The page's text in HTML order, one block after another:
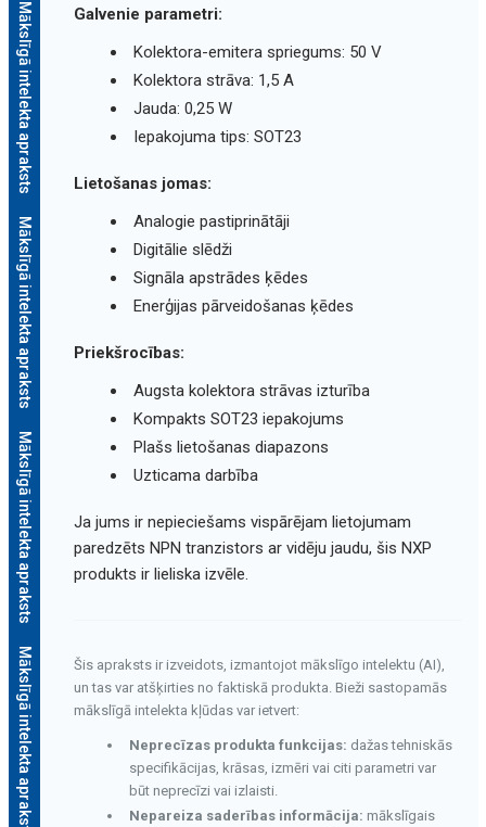
Mākslīgā intelekta apraksts
Mākslīgā intelekta apraksts
Mākslīgā intelekta apraksts
Mākslīgā intelekta apraksts
Galvenie parametri:
Kolektora-emitera spriegums: 50 V
Kolektora strāva: 1,5 A
Jauda: 0,25 W
Iepakojuma tips: SOT23
Lietošanas jomas:
Analogie pastiprinātāji
Digitālie slēdži
Signāla apstrādes ķēdes
Enerģijas pārveidošanas ķēdes
Priekšrocības:
Augsta kolektora strāvas izturība
Kompakts SOT23 iepakojums
Plašs lietošanas diapazons
Uzticama darbība
Ja jums ir nepieciešams vispārējam lietojumam
paredzēts NPN tranzistors ar vidēju jaudu, šis NXP
produkts ir lieliska izvēle.
Šis apraksts ir izveidots, izmantojot mākslīgo intelektu (AI),
un tas var atšķirties no faktiskā produkta. Bieži sastopamās
mākslīgā intelekta kļūdas var ietvert:
Neprecīzas produkta funkcijas: dažas tehniskās
specifikācijas, krāsas, izmēri vai citi parametri var
būt neprecīzi vai izlaisti.
Nepareiza saderības informācija: mākslīgais